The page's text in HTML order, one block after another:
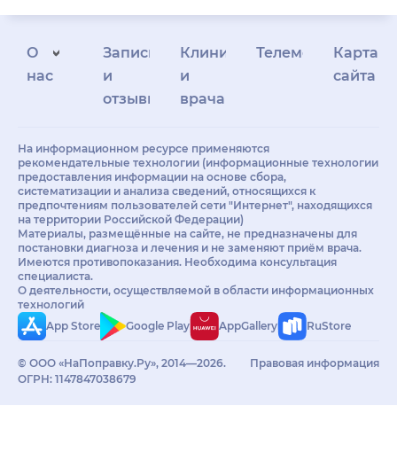
О
нас
Запись
и
отзывы
Клиникам
и
врачам
Телемедицина
Карта
сайта
На информационном ресурсе применяются
рекомендательные технологии (информационные технологии
предоставления информации на основе сбора,
систематизации и анализа сведений, относящихся к
предпочтениям пользователей сети "Интернет", находящихся
на территории Российской Федерации)
Материалы, размещённые на сайте, не предназначены для
постановки диагноза и лечения и не заменяют приём врача.
Имеются противопоказания. Необходима консультация
специалиста.
О деятельности, осуществляемой в области информационных
технологий
App Store
Google Play AppGallery RuStore
© ООО «НаПоправку.Ру», 2014—2026.
ОГРН: 1147847038679
Правовая информация